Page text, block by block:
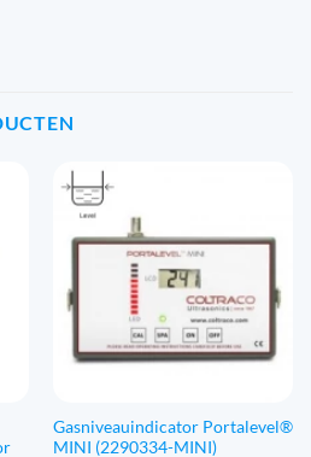
Gasniveauindicator Portalevel®
MINI (2290334-MINI)